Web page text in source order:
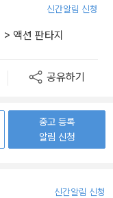
신간알림 신청
> 액션 판타지
공유하기
중고 등록
알림 신청
신간알림 신청